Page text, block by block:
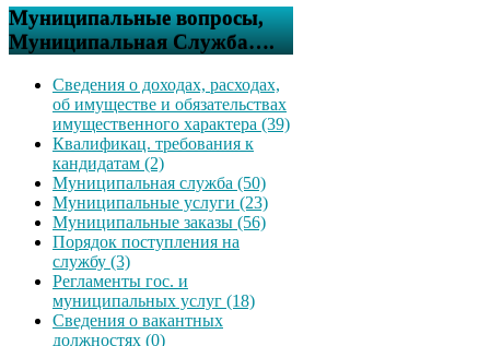
Муниципальные вопросы,
Муниципальная Служба….
Сведения о доходах, расходах,
об имуществе и обязательствах
имущественного характера (39)
Квалификац. требования к
кандидатам (2)
Муниципальная служба (50)
Муниципальные услуги (23)
Муниципальные заказы (56)
Порядок поступления на
службу (3)
Регламенты гос. и
муниципальных услуг (18)
Сведения о вакантных
должностях (0)